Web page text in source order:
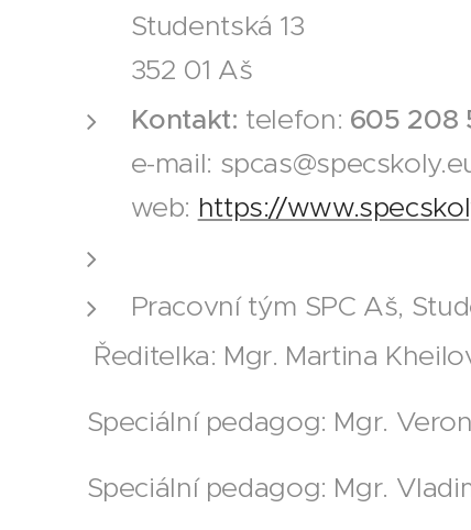
Studentská 13
352 01 Aš
Kontakt: telefon: 605 208
e-mail:
web: https://
Pracovní tým SPC Aš,
Ředitelka: Mgr. Martina
Speciální pedagog: Mgr.
Speciální pedagog: Mgr.